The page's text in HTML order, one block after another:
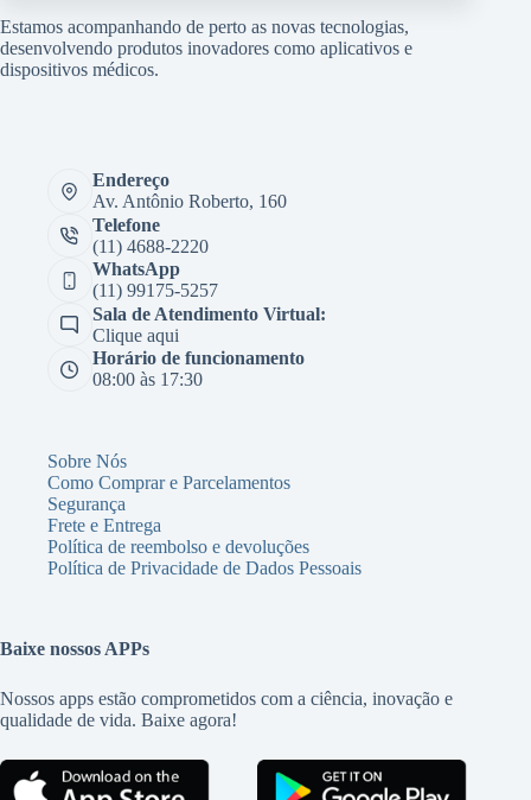
Estamos acompanhando de perto as novas tecnologias,
desenvolvendo produtos inovadores como aplicativos e
dispositivos médicos.
Endereço
Av. Antônio Roberto, 160
Telefone
(11) 4688-2220
WhatsApp
(11) 99175-5257
Sala de Atendimento Virtual:
Clique aqui
Horário de funcionamento
08:00 às 17:30
Sobre Nós
Como Comprar e Parcelamentos
Segurança
Frete e Entrega
Política de reembolso e devoluções
Política de Privacidade de Dados Pessoais
Baixe nossos APPs
Nossos apps estão comprometidos com a ciência, inovação e
qualidade de vida. Baixe agora!